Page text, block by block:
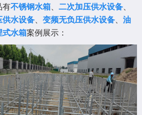
有不锈钢水箱 二次加压供水设备
供水设备 变频无负压供水设备
油
式水箱案例展示：